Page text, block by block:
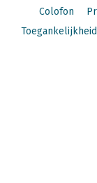
Colofon